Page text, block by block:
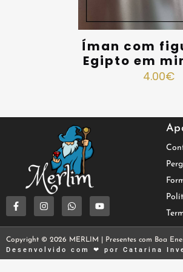
Íman com
Egipto em
4.00€
Copyright © 2026 MERLIM | Presentes com Boa
Desenvolvido com ❤ por Catarina